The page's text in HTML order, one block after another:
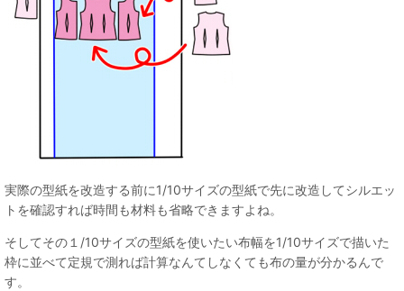
実際の型紙を改造する前に1/10サイズの型紙で先に改造してシルエッ
トを確認すれば時間も材料も省略できますよね。
そしてその１/10サイズの型紙を使いたい布幅を1/10サイズで描いた
枠に並べて定規で測れば計算なんてしなくても布の量が分かるんで
す。